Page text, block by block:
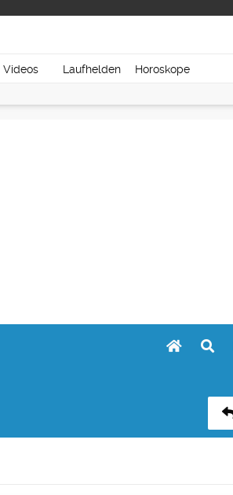
Videos Laufhelden Horoskope